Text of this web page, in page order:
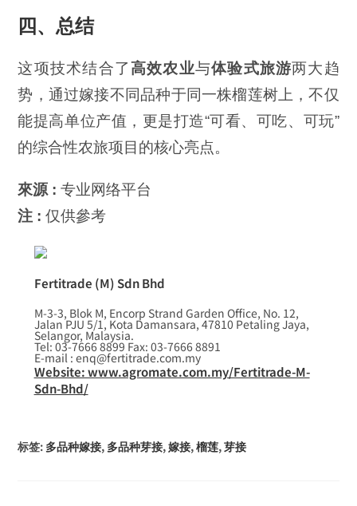
四、总结
这项技术结合了高效农业与体验式旅游两大趋
势，通过嫁接不同品种于同一株榴莲树上，不仅
能提高单位产值，更是打造“可看、可吃、可玩”
的综合性农旅项目的核心亮点。
來源 : 专业网络平台
注 : 仅供參考
Fertitrade (M) Sdn Bhd
M-3-3, Blok M, Encorp Strand Garden Office, No. 12,
Jalan PJU 5/1, Kota Damansara, 47810 Petaling Jaya,
Selangor, Malaysia.
Tel: 03-7666 8899 Fax: 03-7666 8891
E-mail : enq@fertitrade.com.my
Website: www.agromate.com.my/Fertitrade-M-
Sdn-Bhd/
标签: 多品种嫁接, 多品种芽接,嫁接,榴莲,芽接